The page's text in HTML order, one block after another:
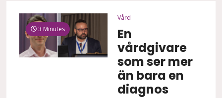
3 Minutes
Vård
En
vårdgivare
som ser mer
än bara en
diagnos